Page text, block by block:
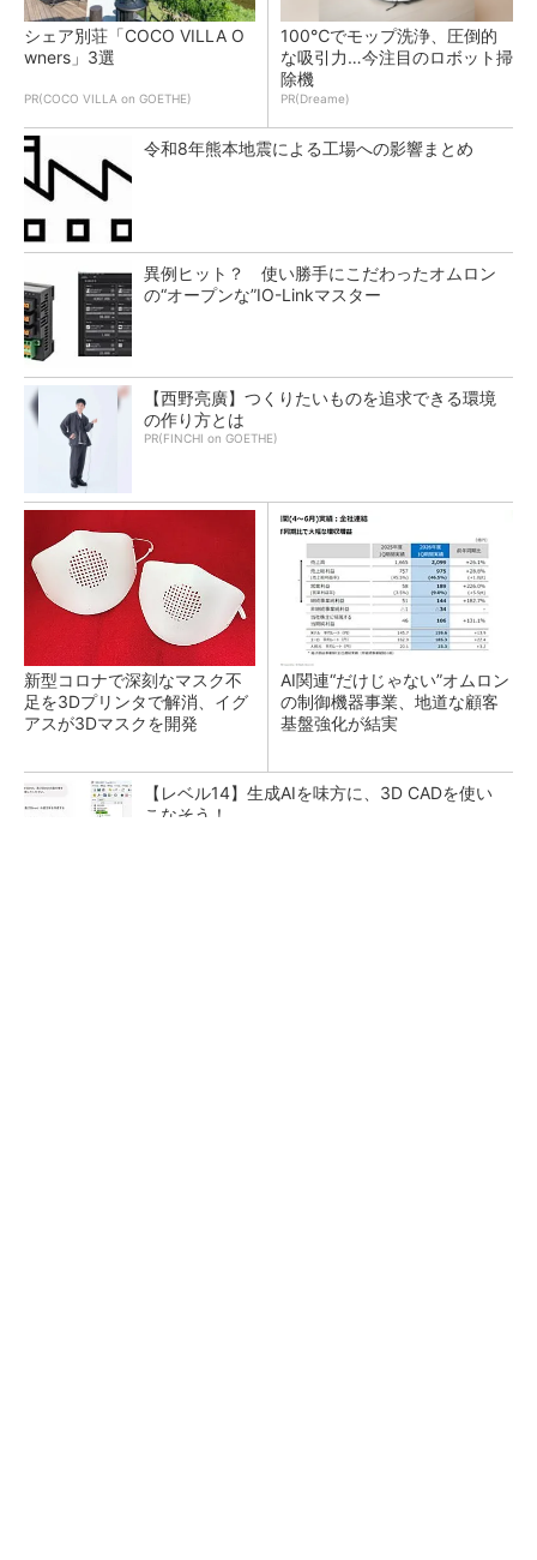
シェア別荘「COCO VILLA O
wners」3選
PR(COCO VILLA on GOETHE)
100℃でモップ洗浄、圧倒的
な吸引力…今注目のロボット掃
除機
PR(Dreame)
令和8年熊本地震による工場への影響まとめ
異例ヒット？ 使い勝手にこだわったオムロン
の“オープンな”IO-Linkマスター
【西野亮廣】つくりたいものを追求できる環境
の作り方とは
PR(FINCHI on GOETHE)
新型コロナで深刻なマスク不
足を3Dプリンタで解消、イグ
アスが3Dマスクを開発
AI関連“だけじゃない”オムロン
の制御機器事業、地道な顧客
基盤強化が結実
【レベル14】生成AIを味方に、3D CADを使い
こなそう！